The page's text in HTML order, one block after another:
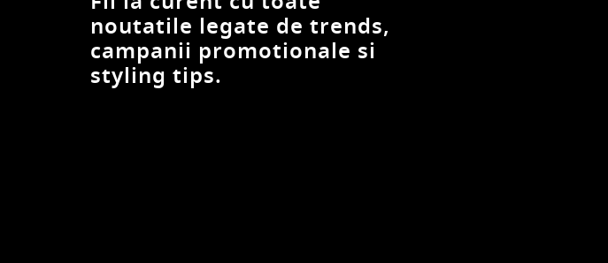
noutatile legate de trends,
campanii promotionale si
styling tips.